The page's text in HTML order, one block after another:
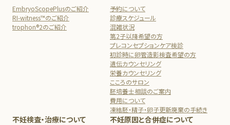
EmbryoScopePlusのご紹介
RI-witness™のご紹介
trophon®2のご紹介
予約について
診療スケジュール
混雑状況
第2子以降希望の方
プレコンセプションケア検診
初診時に卵管造影検査希望の方
遺伝カウンセリング
栄養カウンセリング
こころのサロン
胚培養士相談のご案内
費用について
凍結胚・精子・卵子更新廃棄の手続き
不妊検査・治療について 不妊原因と合併症について